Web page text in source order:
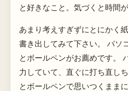
と好きなこと。気づくと時間
あまり考えすぎずにとにかく
書き出してみて下さい。 パソ
とボールペンがお薦めです。
力していて、直ぐに打ち直し
とボールペンで思いつくまま